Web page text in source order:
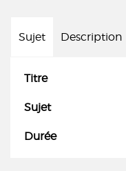
Sujet Description
Titre
Sujet
Durée